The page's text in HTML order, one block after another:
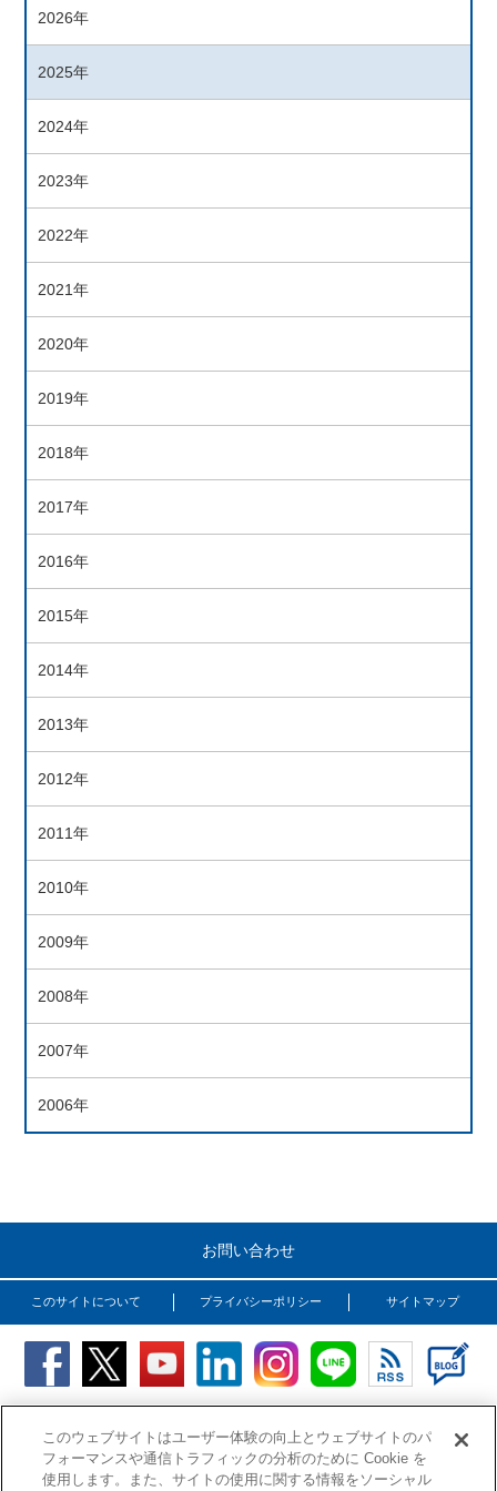
2026年
2025年
2024年
2023年
2022年
2021年
2020年
2019年
2018年
2017年
2016年
2015年
2014年
2013年
2012年
2011年
2010年
2009年
2008年
2007年
2006年
お問い合わせ
このサイトについて プライバシーポリシー サイトマップ
Copyright (C) OSG Corporation. All rights reserved.
このウェブサイトはユーザー体験の向上とウェブサイトのパ
フォーマンスや通信トラフィックの分析のために Cookie を
使用します。また、サイトの使用に関する情報をソーシャル